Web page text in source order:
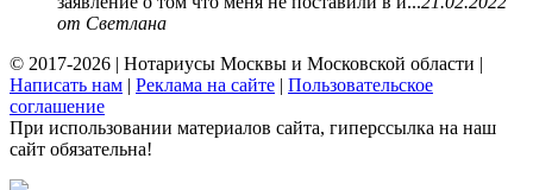
от Светлана
© 2017-2026 | Нотариусы Москвы и Московской области |
Написать нам | Реклама на сайте | Пользовательское
соглашение
При использовании материалов сайта, гиперссылка на наш
сайт обязательна!